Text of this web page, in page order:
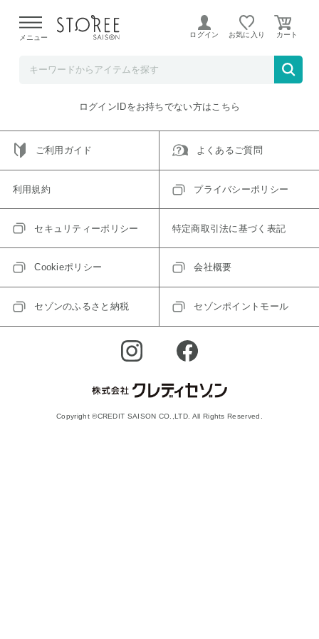
よる配送遅延が発生しております。
メニュー ログイン お気に入り
ご指定のアイテムは取り扱い終了、またはただいま取り扱い
トップへ戻る
ログインIDをお持ちでない方はこちら
ご利用ガイド よくあるご質問
利用規約 プライバシーポリシー
セキュリティーポリシー 特定商取引法に基づく表記
Cookieポリシー 会社概要
セゾンのふるさと納税 セゾンポイントモール
Copyright ©CREDIT SAISON CO.,LTD. All Rights Reserved.